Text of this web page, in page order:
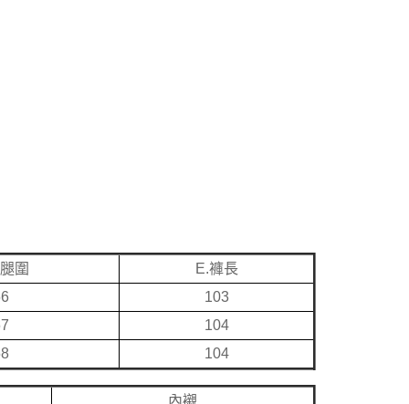
圍
E.褲長
103
104
104